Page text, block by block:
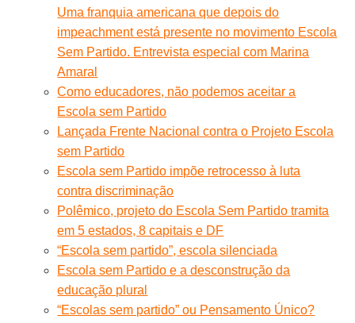
Uma franquia americana que depois do
impeachment está presente no movimento Escola
Sem Partido. Entrevista especial com Marina
Amaral
Como educadores, não podemos aceitar a
Escola sem Partido
Lançada Frente Nacional contra o Projeto Escola
sem Partido
Escola sem Partido impõe retrocesso à luta
contra discriminação
Polêmico, projeto do Escola Sem Partido tramita
em 5 estados, 8 capitais e DF
“Escola sem partido”, escola silenciada
Escola sem Partido e a desconstrução da
educação plural
“Escolas sem partido” ou Pensamento Único?